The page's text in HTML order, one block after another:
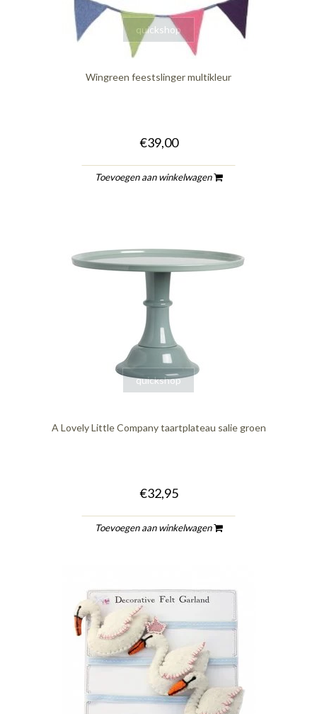
quickshop
Wingreen feestslinger multikleur
€39,00
Toevoegen aan winkelwagen
quickshop
A Lovely Little Company taartplateau salie groen
€32,95
Toevoegen aan winkelwagen